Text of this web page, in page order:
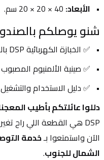
الأبعاد:
شنو يوصلكم
✅ الخبازة الكهربائية DSP باللون الأحمر.
✅ صينية الألمنيوم
✅ دليل الاستخدام
دللوا عائلتكم بأطيب
الآن واستمتعوا بـ
الشمال للجنوب.